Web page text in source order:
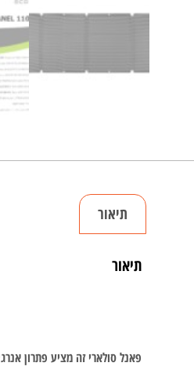
תיאור
תיאור
פאנל סולארי זה מציע פתרון